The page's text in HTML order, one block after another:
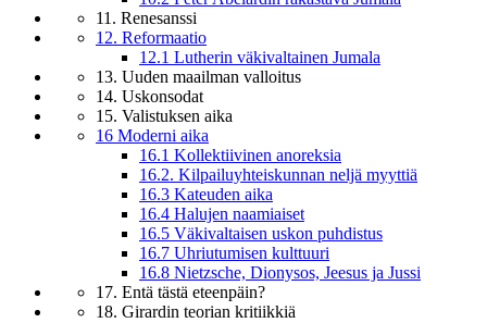
11. Renesanssi
12. Reformaatio
12.1 Lutherin väkivaltainen Jumala
13. Uuden maailman valloitus
14. Uskonsodat
15. Valistuksen aika
16 Moderni aika
16.1 Kollektiivinen anoreksia
16.2. Kilpailuyhteiskunnan neljä myyttiä
16.3 Kateuden aika
16.4 Halujen naamiaiset
16.5 Väkivaltaisen uskon puhdistus
16.7 Uhriutumisen kulttuuri
16.8 Nietzsche, Dionysos, Jeesus ja Jussi
17. Entä tästä eteenpäin?
18. Girardin teorian kritiikkiä